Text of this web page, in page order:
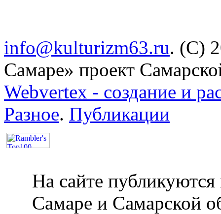
info@kulturizm63.ru. (C)
Самаре» проект
Webvertex - создание и
Разное. Публикации
На сайте публикуются
Самаре и Самарской